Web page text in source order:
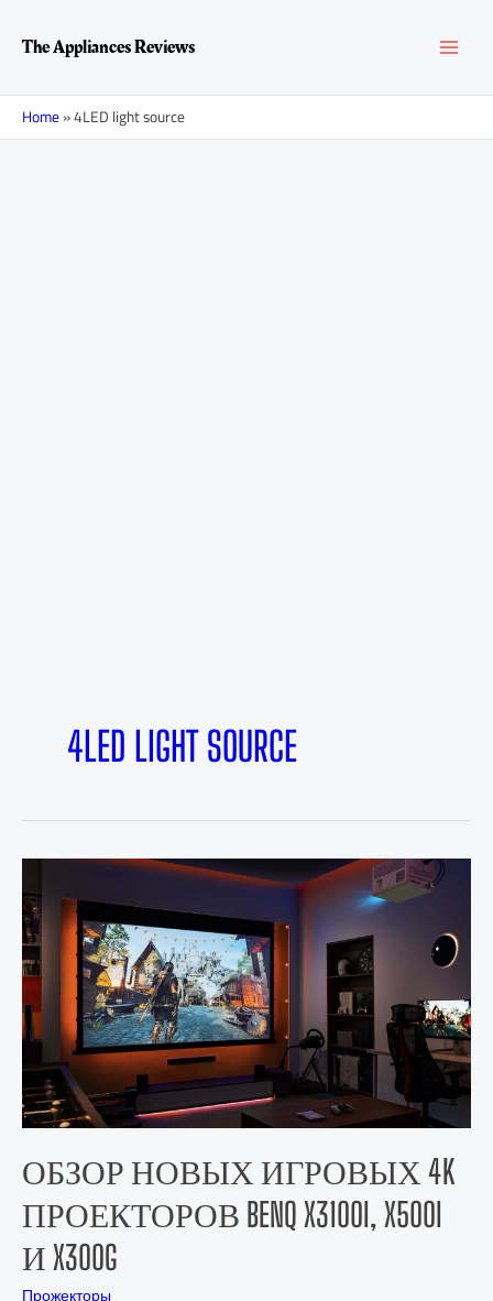
содержимому
The Appliances Reviews
Home»4LED light source
4LED LIGHT SOURCE
ОБЗОР НОВЫХ ИГРОВЫХ 4K
ПРОЕКТОРОВ BENQ X3100I, X500I
И X300G